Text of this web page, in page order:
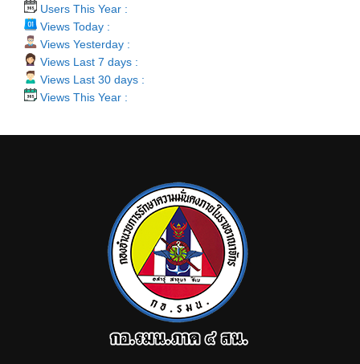
Users This Year :
Views Today :
Views Yesterday :
Views Last 7 days :
Views Last 30 days :
Views This Year :